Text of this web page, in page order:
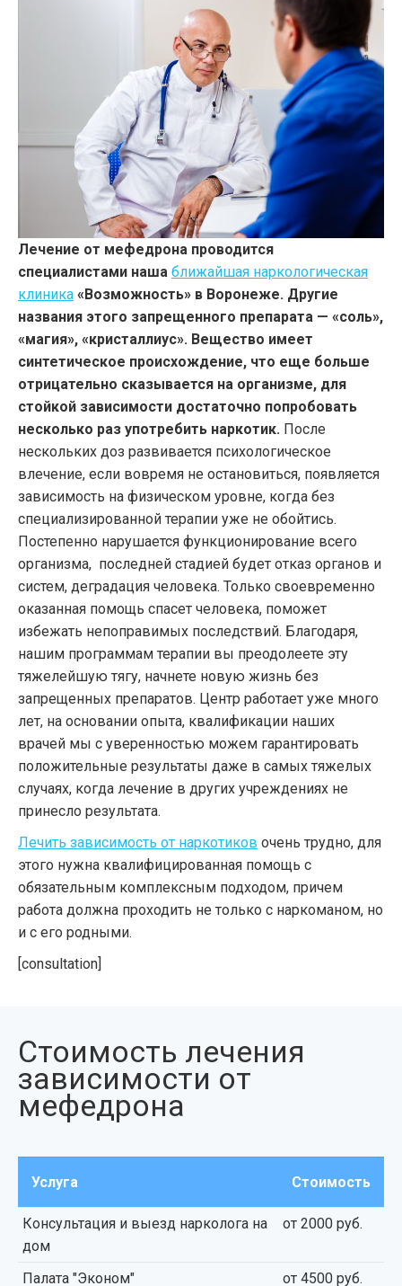
Лечение от мефедрона проводится
специалистами наша ближайшая наркологическая
клиника «Возможность» в Воронеже. Другие
названия этого запрещенного препарата — «соль»,
«магия», «кристаллиус». Вещество имеет
синтетическое происхождение, что еще больше
отрицательно сказывается на организме, для
стойкой зависимости достаточно попробовать
несколько раз употребить наркотик. После
нескольких доз развивается психологическое
влечение, если вовремя не остановиться, появляется
зависимость на физическом уровне, когда без
специализированной терапии уже не обойтись.
Постепенно нарушается функционирование всего
организма, последней стадией будет отказ органов и
систем, деградация человека. Только своевременно
оказанная помощь спасет человека, поможет
избежать непоправимых последствий. Благодаря,
нашим программам терапии вы преодолеете эту
тяжелейшую тягу, начнете новую жизнь без
запрещенных препаратов. Центр работает уже много
лет, на основании опыта, квалификации наших
врачей мы с уверенностью можем гарантировать
положительные результаты даже в самых тяжелых
случаях, когда лечение в других учреждениях не
принесло результата.
Лечить зависимость от наркотиков очень трудно, для
этого нужна квалифицированная помощь с
обязательным комплексным подходом, причем
работа должна проходить не только с наркоманом, но
и с его родными.
[consultation]
Стоимость лечения
зависимости от
мефедрона
Услуга Стоимость
Консультация и выезд нарколога на
дом
от 2000 руб.
Палата "Эконом"
от 4500 руб.